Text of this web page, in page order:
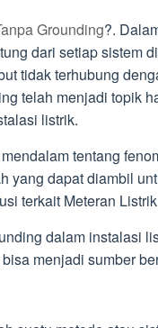
Grounding?.
dari setiap sistem
tidak terhubung
telah menjadi topik
listrik.
tentang
yang dapat diambil
terkait Meteran
dalam instalasi
menjadi sumber